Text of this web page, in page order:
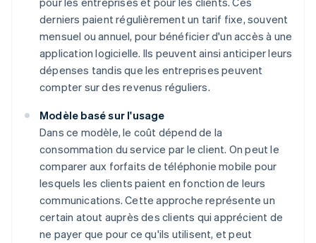
derniers paient régulièrement un tarif fixe, souvent
mensuel ou annuel, pour bénéficier d'un accès à une
application logicielle. Ils peuvent ainsi anticiper leurs
dépenses tandis que les entreprises peuvent
compter sur des revenus réguliers.
Modèle basé sur l'usage
Dans ce modèle, le coût dépend de la
consommation du service par le client. On peut le
comparer aux forfaits de téléphonie mobile pour
lesquels les clients paient en fonction de leurs
communications. Cette approche représente un
certain atout auprès des clients qui apprécient de
ne payer que pour ce qu'ils utilisent, et peut